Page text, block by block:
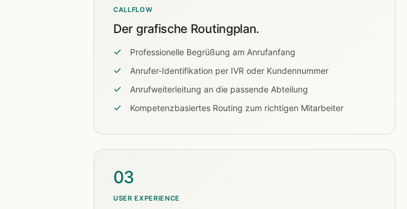
CALLFLOW
Der grafische Routingplan.
Professionelle Begrüßung am Anrufanfang
Anrufer-Identifikation per IVR oder Kundennummer
Anrufweiterleitung an die passende Abteilung
Kompetenzbasiertes Routing zum richtigen Mitarbeiter
03
USER EXPERIENCE